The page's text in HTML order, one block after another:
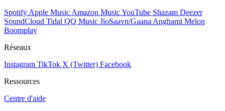
Spotify Apple Music Amazon MusicYouTube Shazam Deezer
SoundCloud Tidal QQ Music JioSaavn/Gaana Anghami Melon
Boomplay
Réseaux
Instagram TikTok X (Twitter) Facebook
Ressources
Centre d'aide